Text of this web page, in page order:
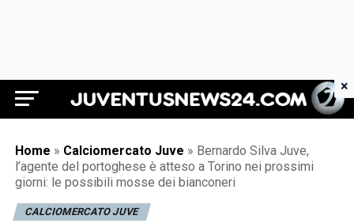
Juventus News 24
Home » Calciomercato Juve » Bernardo Silva Juve,
l’agente del portoghese è atteso a Torino nei prossimi
giorni: le possibili mosse dei bianconeri
CALCIOMERCATO JUVE
×